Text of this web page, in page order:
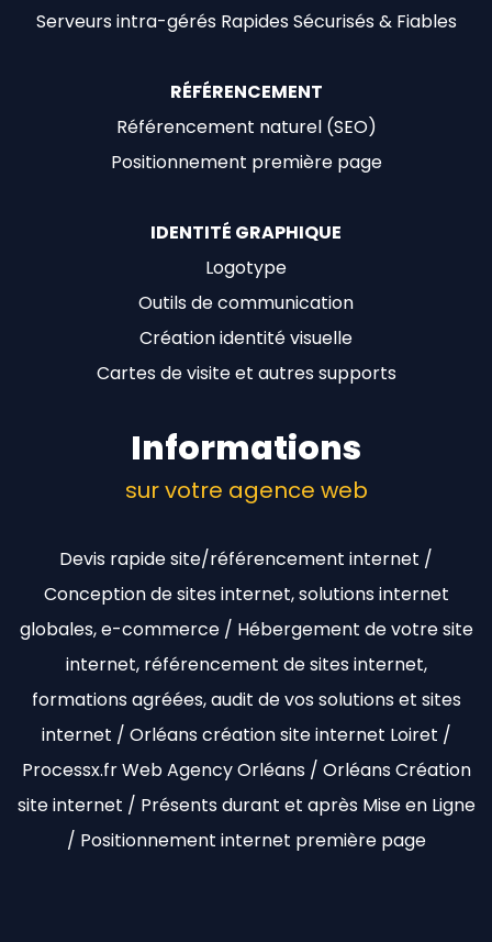
Serveurs intra-gérés Rapides Sécurisés & Fiables
RÉFÉRENCEMENT
Référencement naturel (SEO)
Positionnement première page
IDENTITÉ GRAPHIQUE
Logotype
Outils de communication
Création identité visuelle
Cartes de visite et autres supports
Informations
sur votre agence web
Devis rapide site/référencement internet /
Conception de sites internet, solutions internet
globales, e-commerce / Hébergement de votre site
internet, référencement de sites internet,
formations agréées, audit de vos solutions et sites
internet / Orléans création site internet Loiret /
Processx.fr Web Agency Orléans / Orléans Création
site internet / Présents durant et après Mise en Ligne
/ Positionnement internet première page